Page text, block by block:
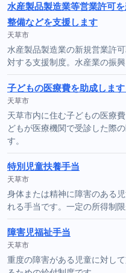
水産製品製造業等営業許可
整備などを支援します
天草市
水産製品製造業の新規営業許
対する支援制度。水産業の振
子どもの医療費を助成しま
天草市
天草市内に住む子どもの医療
どもが医療機関で受診した際
す。
特別児童扶養手当
天草市
身体または精神に障害のある
れる手当です。一定の所得制限
障害児福祉手当
天草市
重度の障害がある児童に対し